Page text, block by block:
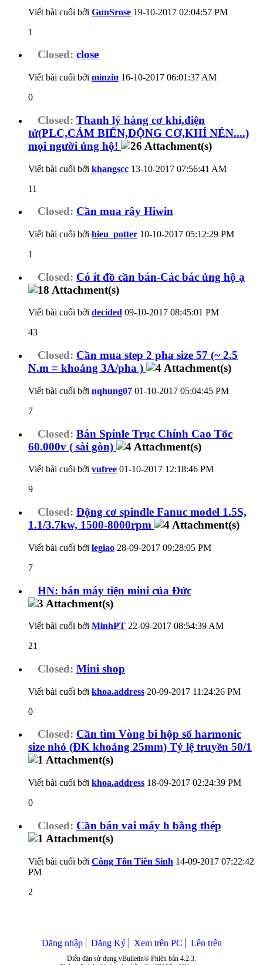
Viết bài cuối bởi GunSrose 19-10-2017 02:04:57 PM
1
Closed: close
Viết bài cuối bởi minzin 16-10-2017 06:01:37 AM
0
Closed: Thanh lý hàng cơ khí,điện
tử(PLC,CẢM BIẾN,ĐỘNG CƠ,KHÍ NÉN....)
mọi người ủng hộ!
Viết bài cuối bởi khangscc 13-10-2017 07:56:41 AM
11
Closed: Cần mua rây Hiwin
Viết bài cuối bởi hieu_potter 10-10-2017 05:12:29 PM
1
Closed: Có ít đồ cần bán-Các bác ủng hộ ạ
Viết bài cuối bởi decided 09-10-2017 08:45:01 PM
43
Closed: Cần mua step 2 pha size 57 (~ 2.5
N.m = khoảng 3A/pha )
Viết bài cuối bởi nqhung07 01-10-2017 05:04:45 PM
7
Closed: Bán Spinle Trục Chính Cao Tốc
60.000v ( sài gòn)
Viết bài cuối bởi vufree 01-10-2017 12:18:46 PM
9
Closed: Động cơ spindle Fanuc model 1.5S,
1.1/3.7kw, 1500-8000rpm
Viết bài cuối bởi legiao 28-09-2017 09:28:05 PM
7
HN: bán máy tiện mini của Đức
Viết bài cuối bởi MinhPT 22-09-2017 08:54:39 AM
21
Closed: Mini shop
Viết bài cuối bởi khoa.address 20-09-2017 11:24:26 PM
0
Closed: Cần tìm Vòng bi hộp số harmonic
size nhỏ (ĐK khoảng 25mm) Tỷ lệ truyền 50/1
Viết bài cuối bởi khoa.address 18-09-2017 02:24:39 PM
0
Closed: Cần bán vai máy h bằng thép
Viết bài cuối bởi Công Tôn Tiên Sinh 14-09-2017 07:22:42
PM
2
Đăng nhập Đăng Ký Xem trên PC Lên trên
Diễn đàn sử dụng vBulletin® Phiên bản 4.2.3.